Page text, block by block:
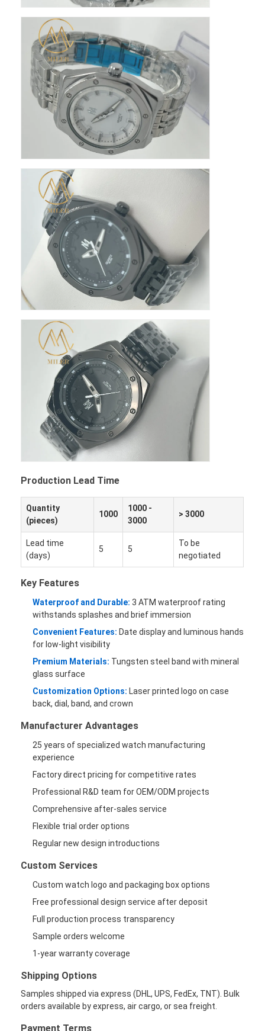
Production Lead Time
Quantity
(pieces)
1000
1000 -
3000
> 3000
Lead time
(days)
5 5
To be
negotiated
Key Features
Waterproof and Durable: 3 ATM waterproof rating
withstands splashes and brief immersion
Convenient Features: Date display and luminous hands
for low-light visibility
Premium Materials: Tungsten steel band with mineral
glass surface
Customization Options: Laser printed logo on case
back, dial, band, and crown
Manufacturer Advantages
25 years of specialized watch manufacturing
experience
Factory direct pricing for competitive rates
Professional R&D team for OEM/ODM projects
Comprehensive after-sales service
Flexible trial order options
Regular new design introductions
Custom Services
Custom watch logo and packaging box options
Free professional design service after deposit
Full production process transparency
Sample orders welcome
1-year warranty coverage
Shipping Options
Samples shipped via express (DHL, UPS, FedEx, TNT). Bulk
orders available by express, air cargo, or sea freight.
Payment Terms